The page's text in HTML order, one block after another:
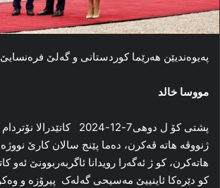
پەیوەندیێن هەرێما کوردستانی و گەلێ
مووسا خالد
پشتی کۆ ل دوهی7-12-2024
ژنووڤە هاتە ڤه‌كرن، ده‌ما پێنج سالان كارێ
هاته‌كرن، كو ژ ئه‌گه‌را رویدانا ئاگربه‌ربوونێ ئه‌و
کو دێرەکا ئاینییێ مەسیحی گەلەک پیرۆزە و